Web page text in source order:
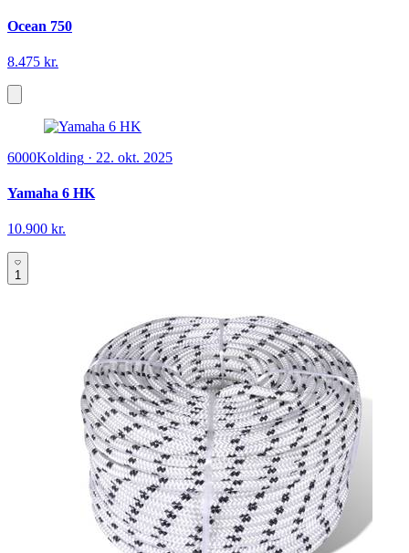
Ocean 750
8.475 kr.
6000Kolding · 22. okt. 2025
Yamaha 6 HK
10.900 kr.
1